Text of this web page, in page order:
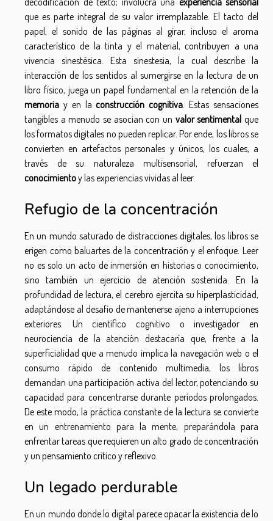
que es parte integral de su valor irremplazable. El tacto del
papel, el sonido de las páginas al girar, incluso el aroma
característico de la tinta y el material, contribuyen a una
vivencia sinestésica. Esta sinestesia, la cual describe la
interacción de los sentidos al sumergirse en la lectura de un
libro físico, juega un papel fundamental en la retención de la
memoria y en laconstrucción cognitiva . Estas sensaciones
tangibles a menudo se asocian con un valor sentimental que
los formatos digitales no pueden replicar. Por ende, los libros se
convierten en artefactos personales y únicos, los cuales, a
través de su naturaleza multisensorial, refuerzan el
conocimientoy las experiencias vividas al leer.
Refugio de la concentración
En un mundo saturado de distracciones digitales, los libros se
erigen como baluartes de la concentración y el enfoque. Leer
no es solo un acto de inmersión en historias o conocimiento,
sino también un ejercicio de atención sostenida. En la
profundidad de lectura, el cerebro ejercita su hiperplasticidad,
adaptándose al desafío de mantenerse ajeno a interrupciones
exteriores. Un científico cognitivo o investigador en
neurociencia de la atención destacaría que, frente a la
superficialidad que a menudo implica la navegación web o el
consumo rápido de contenido multimedia, los libros
demandan una participación activa del lector, potenciando su
capacidad para concentrarse durante períodos prolongados.
De este modo, la práctica constante de la lectura se convierte
en un entrenamiento para la mente, preparándola para
enfrentar tareas que requieren un alto grado de concentración
y un pensamiento crítico y reflexivo.
Un legado perdurable
En un mundo donde lo digital parece opacar la existencia de lo